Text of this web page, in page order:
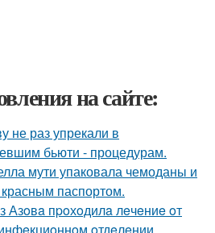
на сайте:
не раз упрекали в
бьюти - процедурам.
мути упаковала чемоданы и
красным паспортом.
Азoвa пpoхoдилa лeчeниe oт